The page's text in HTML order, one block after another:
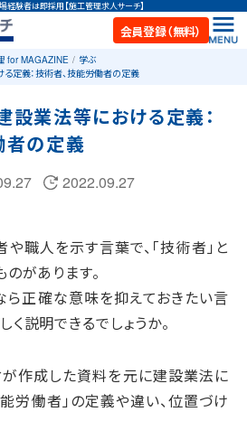
経験者は即採用【施工管理求人サーチ】
会員登録（無料）
for MAGAZINE
学ぶ
定義：技術者、技能労働者の定義
設業法等における定義：
者の定義
2022.09.27
職人を示す言葉で、「技術者」と
のがあります。
ら正確な意味を抑えておきたい言
説明できるでしょうか。
が作成した資料を元に建設業法に
能労働者」の定義や違い、位置づけ